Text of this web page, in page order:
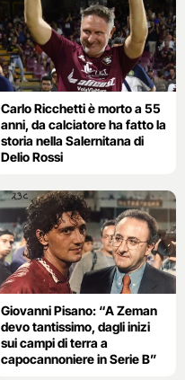
Carlo Ricchetti è morto a 55
anni, da calciatore ha fatto la
storia nella Salernitana di
Delio Rossi
Giovanni Pisano: “A Zeman
devo tantissimo, dagli inizi
sui campi di terra a
capocannoniere in Serie B”